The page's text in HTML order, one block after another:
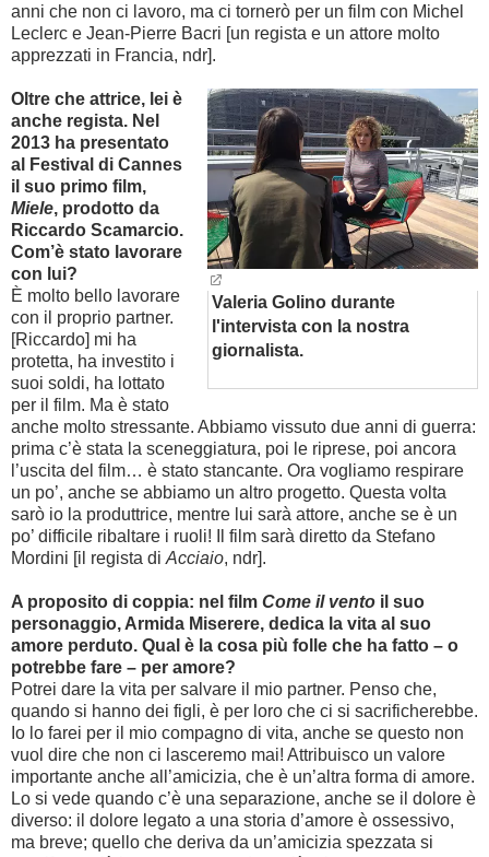
anni che non ci lavoro, ma ci tornerò per un film con Michel
Leclerc e Jean-Pierre Bacri [un regista e un attore molto
apprezzati in Francia, ndr].
Valeria Golino durante
l'intervista con la nostra
giornalista.
Oltre che attrice, lei è
anche regista. Nel
2013 ha presentato
al Festival di Cannes
il suo primo film,
Miele, prodotto da
Riccardo Scamarcio.
Com’è stato lavorare
con lui?
È molto bello lavorare
con il proprio partner.
[Riccardo] mi ha
protetta, ha investito i
suoi soldi, ha lottato
per il film. Ma è stato
anche molto stressante. Abbiamo vissuto due anni di guerra:
prima c’è stata la sceneggiatura, poi le riprese, poi ancora
l’uscita del film… è stato stancante. Ora vogliamo respirare
un po’, anche se abbiamo un altro progetto. Questa volta
sarò io la produttrice, mentre lui sarà attore, anche se è un
po’ difficile ribaltare i ruoli! Il film sarà diretto da Stefano
Mordini [il regista di Acciaio, ndr].
A proposito di coppia: nel film Come il vento il suo
personaggio, Armida Miserere, dedica la vita al suo
amore perduto. Qual è la cosa più folle che ha fatto – o
potrebbe fare – per amore?
Potrei dare la vita per salvare il mio partner. Penso che,
quando si hanno dei figli, è per loro che ci si sacrificherebbe.
Io lo farei per il mio compagno di vita, anche se questo non
vuol dire che non ci lasceremo mai! Attribuisco un valore
importante anche all’amicizia, che è un’altra forma di amore.
Lo si vede quando c’è una separazione, anche se il dolore è
diverso: il dolore legato a una storia d’amore è ossessivo,
ma breve; quello che deriva da un’amicizia spezzata si